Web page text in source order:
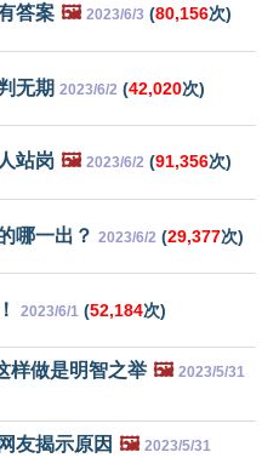
答案 🖼️ 2023/6/3 (80,156次)
无期 2023/6/2 (42,020次)
站岗 🖼️ 2023/6/2 (91,356次)
哪一出？ 2023/6/2 (29,377次)
2023/6/1 (52,184次)
样做是明智之举 🖼️ 2023/5/31
友揭示原因 🖼️ 2023/5/31